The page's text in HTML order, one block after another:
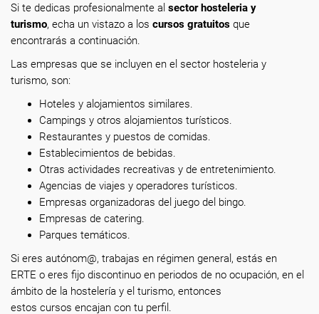
Si te dedicas profesionalmente al sector hosteleria y
turismo, echa un vistazo a los cursos gratuitos que
encontrarás a continuación.
Las empresas que se incluyen en el sector hosteleria y
turismo, son:
Hoteles y alojamientos similares.
Campings y otros alojamientos turísticos.
Restaurantes y puestos de comidas.
Establecimientos de bebidas.
Otras actividades recreativas y de entretenimiento.
Agencias de viajes y operadores turísticos.
Empresas organizadoras del juego del bingo.
Empresas de catering.
Parques temáticos.
Si eres autónom@, trabajas en régimen general, estás en
ERTE o eres fijo discontinuo en periodos de no ocupación, en el
ámbito de la hostelería y el turismo, entonces
estos cursos encajan con tu perfil.